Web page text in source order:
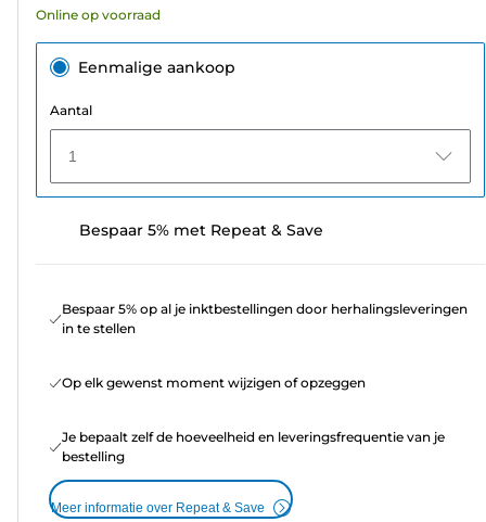
Online op voorraad
Eenmalige aankoop
Aantal
1
Bespaar 5% met Repeat & Save
Bespaar 5% op al je inktbestellingen door herhalingsleveringen
in te stellen
Op elk gewenst moment wijzigen of opzeggen
Je bepaalt zelf de hoeveelheid en leveringsfrequentie van je
bestelling
Meer informatie over Repeat & Save